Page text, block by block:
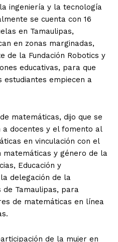
ingeniería y la tecnología
se cuenta con 16
en Tamaulipas,
en zonas marginadas,
de la Fundación Robotics y
educativas, para que
empiecen a
matemáticas, dijo que se
docentes y el fomento al
en vinculación con el
matemáticas y género de la
Educación y
delegación de la
Tamaulipas, para
de matemáticas en línea
de la mujer en